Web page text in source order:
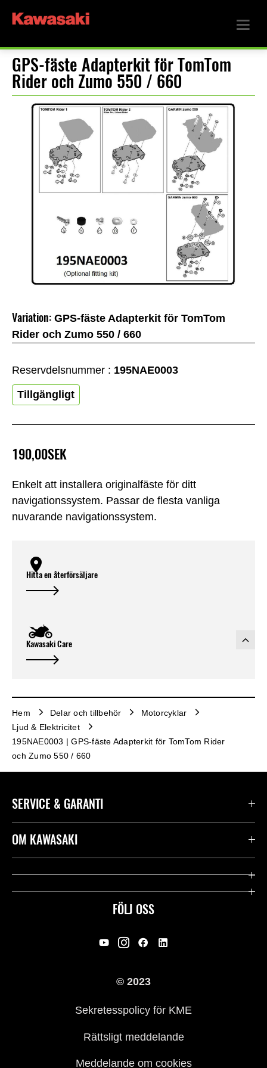
GPS-fäste Adapterkit för TomTom
Rider och Zumo 550 / 660
Enkelt att installera originalfäste för ditt
navigationssystem. Passar de flesta vanliga
nuvarande navigationssystem.
190,00SEK
Variation: GPS-fäste Adapterkit för TomTom
Rider och Zumo 550 / 660
Reservdelsnummer : 195NAE0003
Tillgängligt
Hitta en återförsäljare
Kawasaki Care
Hem Delar och tillbehör
Motorcyklar
Ljud & Elektricitet
195NAE0003 | GPS-fäste Adapterkit för TomTom Rider
och Zumo 550 / 660
FÖLJ OSS
SERVICE & GARANTI
Kontakta oss
Användbara länkar
Rättsligt & Sekretess
OM KAWASAKI
Företag
© 2023
Sekretesspolicy för KME
Rättsligt meddelande
Meddelande om cookies